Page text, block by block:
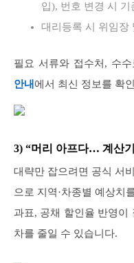
입), 번호 변경 시 기
대리등록 시 위임장
필요 서류와 접수처, 수
안내 에서 최신 정보를 확
3) “머리 아프다… 계산
대략만 잡으려면 공식 서
으로 지역·차종별 예상치
과표, 공채 할인율 반영이
차를 줄일 수 있습니다.